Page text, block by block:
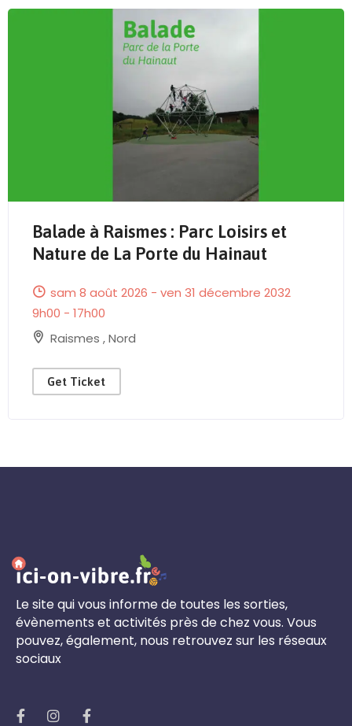
Send Mail
Balade à Raismes : Parc Loisirs et
Nature de La Porte du Hainaut
sam 8 août 2026 - ven 31 décembre 2032
9h00 - 17h00
Raismes ,Nord
Get Ticket
Le site qui vous informe de toutes les sorties,
évènements et activités près de chez vous. Vous
pouvez, également, nous retrouvez sur les réseaux
sociaux